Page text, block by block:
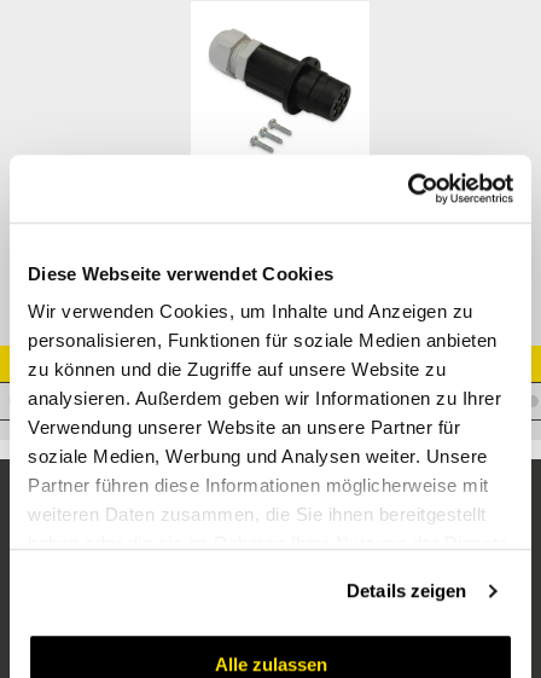
Diese Webseite verwendet Cookies
Wir verwenden Cookies, um Inhalte und Anzeigen zu
personalisieren, Funktionen für soziale Medien anbieten
zu können und die Zugriffe auf unsere Website zu
analysieren. Außerdem geben wir Informationen zu Ihrer
Verwendung unserer Website an unsere Partner für
soziale Medien, Werbung und Analysen weiter. Unsere
Partner führen diese Informationen möglicherweise mit
weiteren Daten zusammen, die Sie ihnen bereitgestellt
Details zeigen
Alle zulassen
Artikel Nr.
C.KITSPEL08-7M